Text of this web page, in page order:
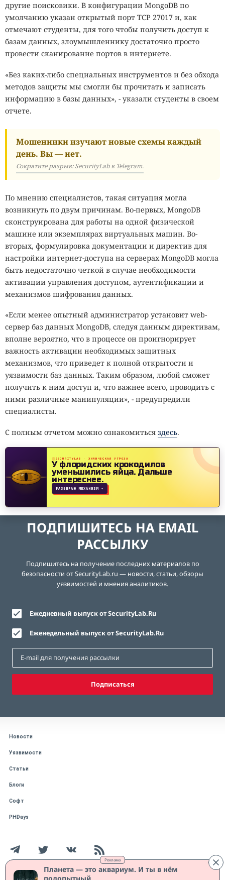
Реклама
Планета — это аквариум. И ты в нём
другие поисковики. В конфигурации MongoDB по
умолчанию указан открытый порт TCP 27017 и, как
отмечают студенты, для того чтобы получить доступ к
базам данных, злоумышленнику достаточно просто
провести сканирование портов в интернете.
«Без каких-либо специальных инструментов и без обхода
методов защиты мы смогли бы прочитать и записать
информацию в базы данных», - указали студенты в своем
отчете.
Мошенники изучают новые схемы каждый
день. Вы — нет.
Сократите разрыв: SecurityLab в Telegram.
По мнению специалистов, такая ситуация могла
возникнуть по двум причинам. Во-первых, MongoDB
сконструирована для работы на одной физической
машине или экземплярах виртуальных машин. Во-
вторых, формулировка документации и директив для
настройки интернет-доступа на серверах MongoDB могла
быть недостаточно четкой в случае необходимости
активации управления доступом, аутентификации и
механизмов шифрования данных.
«Если менее опытный администратор установит web-
сервер баз данных MongoDB, следуя данным директивам,
вполне вероятно, что в процессе он проигнорирует
важность активации необходимых защитных
механизмов, что приведет к полной открытости и
уязвимости баз данных. Таким образом, любой сможет
получить к ним доступ и, что важнее всего, проводить с
ними различные манипуляции», - предупредили
специалисты.
С полным отчетом можно ознакомиться здесь.
SECURITYLAB · ХИМИЧЕСКАЯ УГРОЗА
У флоридских крокодилов
уменьшились яйца.Дальше
интереснее.
РАЗБИРАЮ МЕХАНИЗМ →
ПОДПИШИТЕСЬ НА EMAIL
РАССЫЛКУ
Подпишитесь на получение последних материалов по
безопасности от SecurityLab.ru — новости, статьи, обзоры
уязвимостей и мнения аналитиков.
Ежедневный выпуск от SecurityLab.Ru
Еженедельный выпуск от SecurityLab.Ru
Подписаться
Новости
Уязвимости
Статьи
Блоги
Софт
PHDays